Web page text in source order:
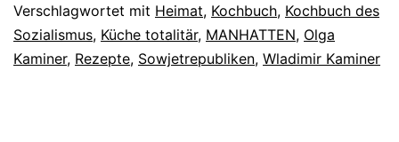
Verschlagwortet mit Heimat, Kochbuch, Kochbuch des
Sozialismus, Küche totalitär, MANHATTEN, Olga
Kaminer, Rezepte, Sowjetrepubliken, Wladimir Kaminer